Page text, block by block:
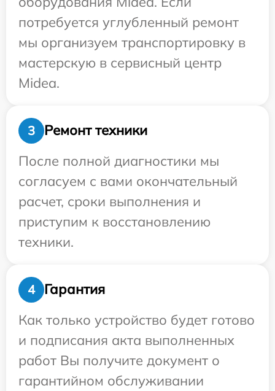
потребуется углубленный ремонт
мы организуем транспортировку в
мастерскую в сервисный центр
Midea.
3
Ремонт техники
После полной диагностики мы
согласуем с вами окончательный
расчет, сроки выполнения и
приступим к восстановлению
техники.
4
Гарантия
Как только устройство будет готово
и подписания акта выполненных
работ Вы получите документ о
гарантийном обслуживании